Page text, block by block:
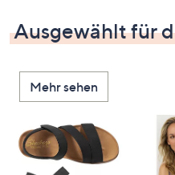
oben
und
nach
unten
oder
wischen
Sie
Ausgewählt für
Mehr sehen